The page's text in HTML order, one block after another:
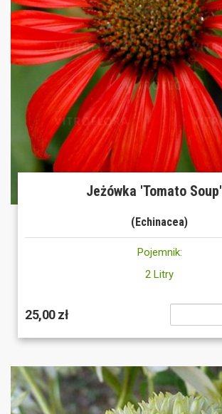
Jeżówka 'Tomato Soup'
(Echinacea)
Pojemnik:
2 Litry
25,00 zł